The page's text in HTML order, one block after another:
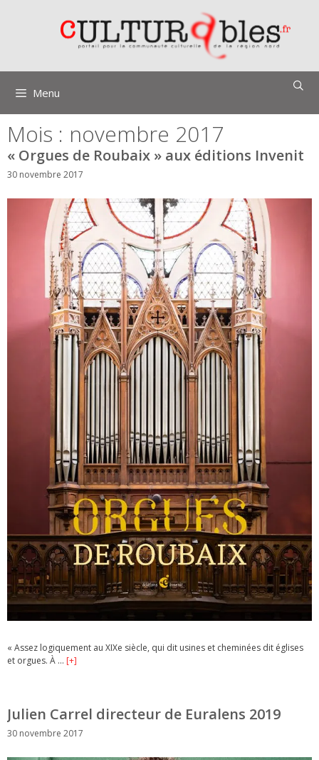
Menu
Mois : novembre 2017
« Orgues de Roubaix » aux éditions Invenit
30 novembre 2017
« Assez logiquement au XIXe siècle, qui dit usines et cheminées dit églises
et orgues. À … [+]
Julien Carrel directeur de Euralens 2019
30 novembre 2017